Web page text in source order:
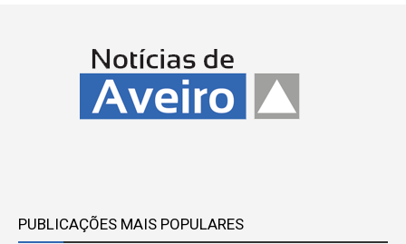
PUBLICAÇÕES MAIS POPULARES